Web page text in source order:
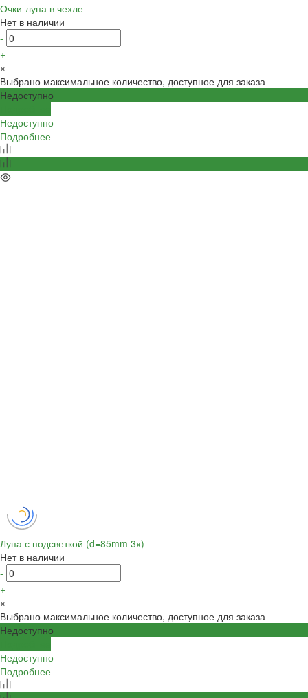
Очки-лупа в чехле
Нет в наличии
-
+
×
Выбрано максимальное количество, доступное для заказа
Недоступно
Недоступно
Подробнее
Лупа с подсветкой (d=85mm 3х)
Нет в наличии
-
+
×
Выбрано максимальное количество, доступное для заказа
Недоступно
Недоступно
Подробнее